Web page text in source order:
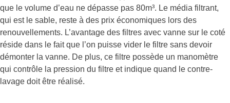
que le volume d’eau ne dépasse pas 80m³. Le média filtrant,
qui est le sable, reste à des prix économiques lors des
renouvellements. L’avantage des filtres avec vanne sur le coté
réside dans le fait que l’on puisse vider le filtre sans devoir
démonter la vanne. De plus, ce filtre possède un manomètre
qui contrôle la pression du filtre et indique quand le contre-
lavage doit être réalisé.